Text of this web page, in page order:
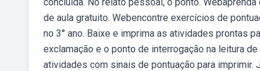
de aula gratuito. Webencontre exercícios de
no 3° ano. Baixe e imprima as atividades prontas
exclamação e o ponto de interrogação na leitura
atividades com sinais de pontuação para imprimir.